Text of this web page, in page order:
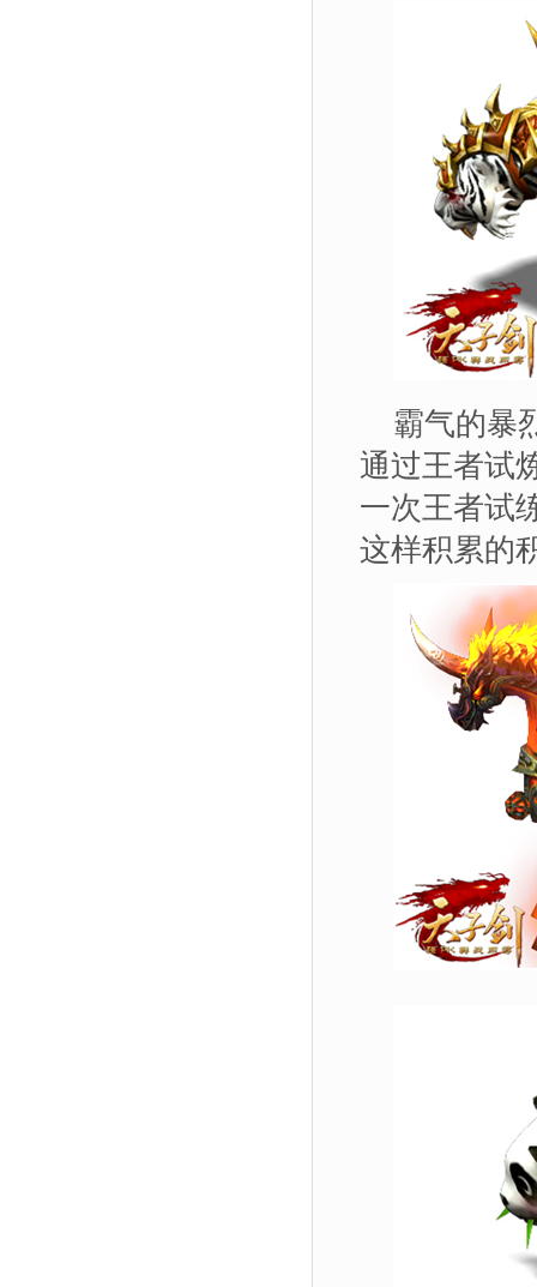
霸气的暴
通过王者试
一次王者试
这样积累的